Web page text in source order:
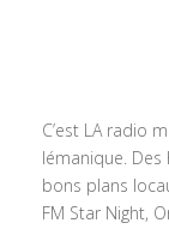
C’est LA radio
lémanique.
bons plans
FM Star Night,